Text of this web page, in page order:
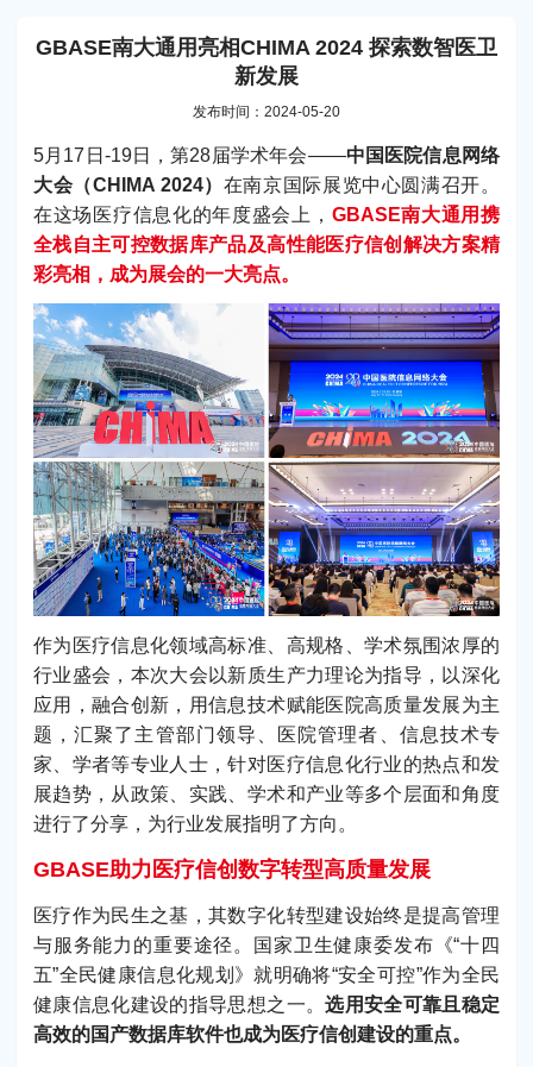
GBASE南大通用亮相CHIMA 2024 探索数智医卫
新发展
发布时间：2024-05-20
5月17日-19日，第28届学术年会——中国医院信息网络
大会（CHIMA 2024） 在南京国际展览中心圆满召开。
在这场医疗信息化的年度盛会上， GBASE南大通用携
全栈自主可控数据库产品及高性能医疗信创解决方案精
彩亮相，成为展会的一大亮点。
作为医疗信息化领域高标准、高规格、学术氛围浓厚的
行业盛会，本次大会以新质生产力理论为指导，以深化
应用，融合创新，用信息技术赋能医院高质量发展为主
题，汇聚了主管部门领导、医院管理者、信息技术专
家、学者等专业人士，针对医疗信息化行业的热点和发
展趋势，从政策、实践、学术和产业等多个层面和角度
进行了分享，为行业发展指明了方向。
GBASE助力医疗信创数字转型高质量发展
医疗作为民生之基，其数字化转型建设始终是提高管理
与服务能力的重要途径。国家卫生健康委发布《“十四
五”全民健康信息化规划》就明确将“安全可控”作为全民
健康信息化建设的指导思想之一。选用安全可靠且稳定
高效的国产数据库软件也成为医疗信创建设的重点。